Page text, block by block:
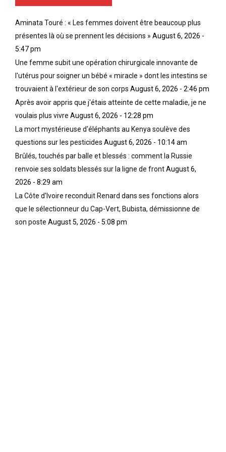
Aminata Touré : « Les femmes doivent être beaucoup plus
présentes là où se prennent les décisions » August 6, 2026 -
5:47 pm
Une femme subit une opération chirurgicale innovante de
l'utérus pour soigner un bébé « miracle » dont les intestins se
trouvaient à l'extérieur de son corps August 6, 2026 - 2:46 pm
Après avoir appris que j'étais atteinte de cette maladie, je ne
voulais plus vivre August 6, 2026 - 12:28 pm
La mort mystérieuse d'éléphants au Kenya soulève des
questions sur les pesticides August 6, 2026 - 10:14 am
Brûlés, touchés par balle et blessés : comment la Russie
renvoie ses soldats blessés sur la ligne de frontAugust 6,
2026 - 8:29 am
La Côte d'Ivoire reconduit Renard dans ses fonctions alors
que le sélectionneur du Cap-Vert, Bubista, démissionne de
son poste August 5, 2026 - 5:08 pm